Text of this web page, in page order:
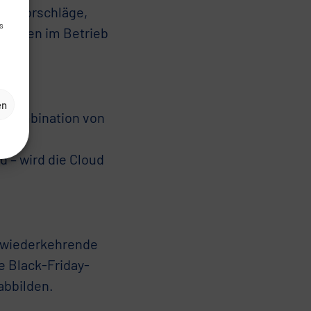
im Betrieb
von
– wird die Cloud
Black-Friday-